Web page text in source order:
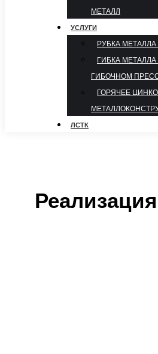
МЕТАЛЛ
УСЛУГИ
РУБКА
ГИБКА
ГИБОЧНОМ
ГОРЯЧЕЕ
ЛСТК